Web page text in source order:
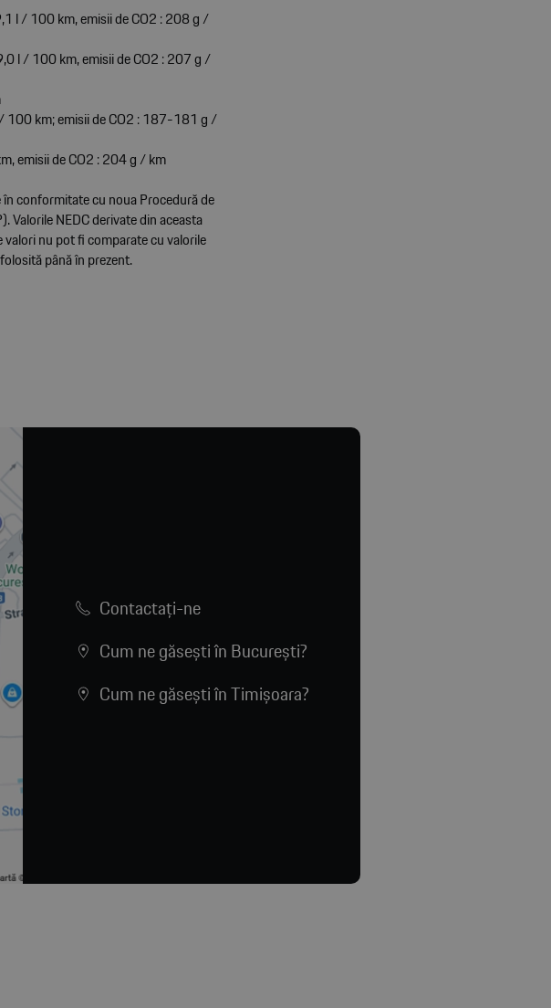
l / 100 km, emisii de CO2 : 208 g /
l / 100 km, emisii de CO2 : 207 g /
100 km; emisii de CO2 : 187-181 g /
emisii de CO2 : 204 g / km
conformitate cu noua Procedură de
Valorile NEDC derivate din aceasta
nu pot fi comparate cu valorile
până în prezent.
Contactaţi-ne
Cum ne găsești în București?
Cum ne găsești în Timișoara?